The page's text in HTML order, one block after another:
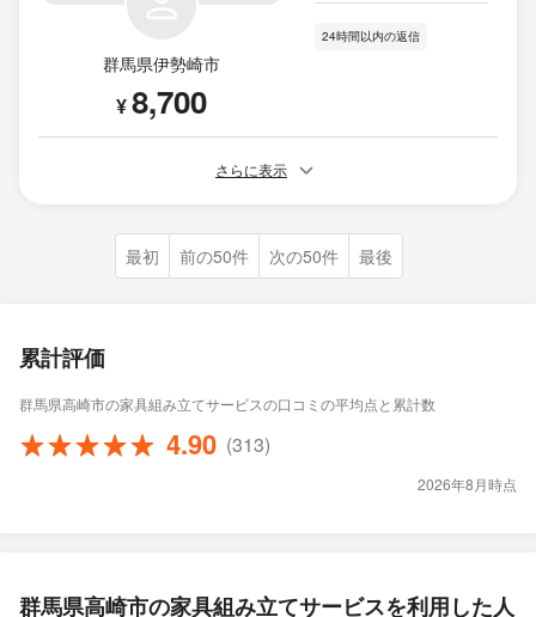
群馬県伊勢崎市
¥8,700
24時間以内の返信
さらに表示
最初 前の50件 次の50件 最後
累計評価
群馬県高崎市の家具組み立てサービスの口コミの平均点と累計数
4.90 (313)
2026年8月時点
群馬県高崎市の家具組み立てサービスを利用した人